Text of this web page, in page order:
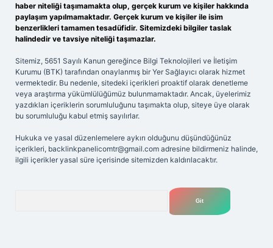
haber niteliği taşımamakta olup, gerçek kurum ve kişiler hakkında
paylaşım yapılmamaktadır. Gerçek kurum ve kişiler ile isim
benzerlikleri tamamen tesadüfidir. Sitemizdeki bilgiler taslak
halindedir ve tavsiye niteliği taşımazlar.
Sitemiz, 5651 Sayılı Kanun gereğince Bilgi Teknolojileri ve İletişim
Kurumu (BTK) tarafından onaylanmış bir Yer Sağlayıcı olarak hizmet
vermektedir. Bu nedenle, sitedeki içerikleri proaktif olarak denetleme
veya araştırma yükümlülüğümüz bulunmamaktadır. Ancak, üyelerimiz
yazdıkları içeriklerin sorumluluğunu taşımakta olup, siteye üye olarak
bu sorumluluğu kabul etmiş sayılırlar.
Hukuka ve yasal düzenlemelere aykırı olduğunu düşündüğünüz
içerikleri, backlinkpanelicomtr@gmail.com adresine bildirmeniz halinde,
ilgili içerikler yasal süre içerisinde sitemizden kaldırılacaktır.